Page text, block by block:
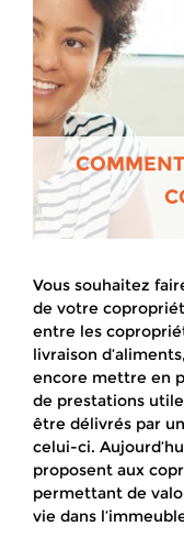
Vous souhaitez
de votre
entre les
livraison
encore mettre en
de prestations
être délivrés par
celui-ci.
proposent aux
permettant de
vie dans